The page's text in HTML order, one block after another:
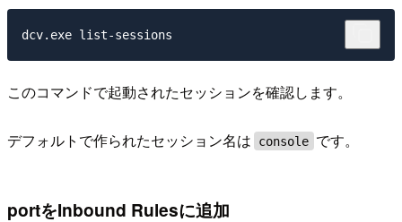
このコマンドで起動されたセッションを確認します。
デフォルトで作られたセッション名は console です。
portをInbound Rulesに追加